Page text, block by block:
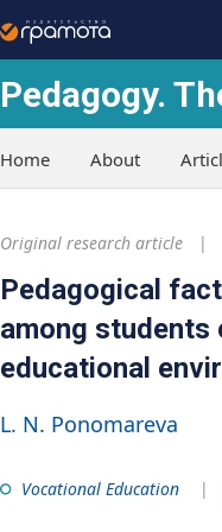
Pedagogy.
Home About
Original research article
Pedagogical
among students
educational
L. N. Ponomareva
Vocational Education